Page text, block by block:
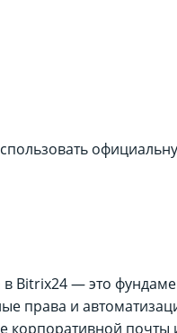
Bitrix24 — это
права и
корпоративной